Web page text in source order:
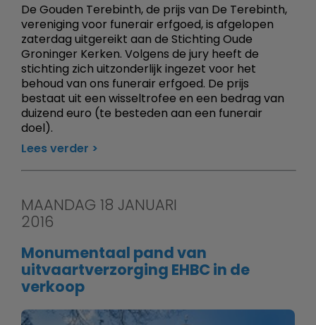
De Gouden Terebinth, de prijs van De Terebinth,
vereniging voor funerair erfgoed, is afgelopen
zaterdag uitgereikt aan de Stichting Oude
Groninger Kerken. Volgens de jury heeft de
stichting zich uitzonderlijk ingezet voor het
behoud van ons funerair erfgoed. De prijs
bestaat uit een wisseltrofee en een bedrag van
duizend euro (te besteden aan een funerair
doel).
Lees verder
MAANDAG 18 JANUARI
2016
Monumentaal pand van
uitvaartverzorging EHBC in de
verkoop